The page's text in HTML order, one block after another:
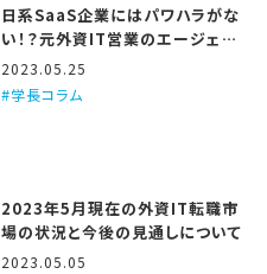
日系SaaS企業にはパワハラがな
い！？元外資IT営業のエージェン
トが3つの理由を解説するで！
2023.05.25
学長コラム
2023年5月現在の外資IT転職市
場の状況と今後の見通しについて
2023.05.05